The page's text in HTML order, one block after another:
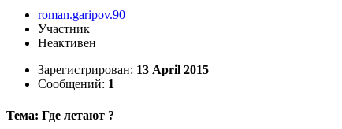
roman.garipov.90
Участник
Неактивен
Зарегистрирован: 13 April 2015
Сообщений: 1
Тема: Где летают ?